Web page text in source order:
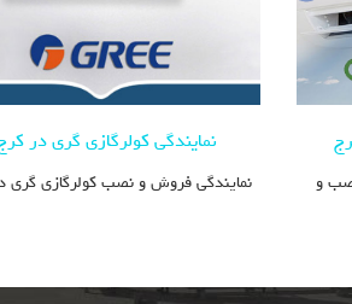
و
نمایندگی کولرگازی گری در
نمایندگی فروش و نصب کولرگازی گری